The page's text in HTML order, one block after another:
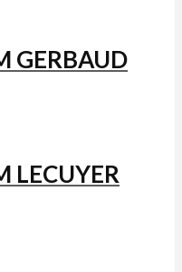
GERBAUD
LECUYER